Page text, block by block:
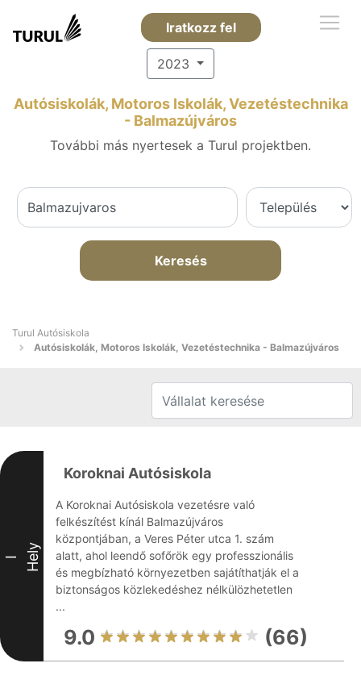
Iratkozz fel
2023
Autósiskolák, Motoros Iskolák, Vezetéstechnika
- Balmazújváros
További más nyertesek a Turul projektben.
Keresés
Turul Autósiskola
Autósiskolák, Motoros Iskolák, Vezetéstechnika - Balmazújváros
I Hely
Koroknai Autósiskola
A Koroknai Autósiskola vezetésre való
felkészítést kínál Balmazújváros
központjában, a Veres Péter utca 1. szám
alatt, ahol leendő sofőrök egy professzionális
és megbízható környezetben sajátíthatják el a
biztonságos közlekedéshez nélkülözhetetlen
...
9.0 (66)